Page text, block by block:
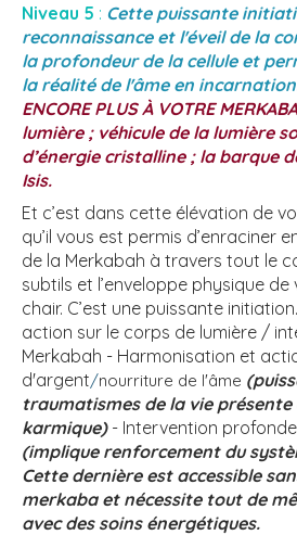
Niveau 5 : Cette puissante
reconnaissance et l'éveil de la
la profondeur de la cellule et
la réalité de l'âme en
ENCORE PLUS À VOTRE
lumière ; véhicule de la lumière
d’énergie cristalline ; la barque
Isis.
Et c’est dans cette élévation de
qu’il vous est permis d’enraciner
de la Merkabah à travers tout le
subtils et l’enveloppe physique
chair. C’est une puissante
action sur le corps de lumière /
Merkabah - Harmonisation et
d'argent/nourriture de l'âme
traumatismes de la vie présente
karmique) - Intervention
(implique renforcement du
Cette dernière est accessible
merkaba et nécessite tout de
avec des soins énergétiques.